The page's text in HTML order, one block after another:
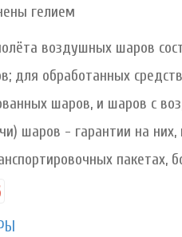
гелием
воздушных шаров
для обработанных
шаров, и шаров с
шаров - гарантии на них,
пакетах,